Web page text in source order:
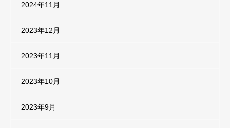
2024年11月
2023年12月
2023年11月
2023年10月
2023年9月